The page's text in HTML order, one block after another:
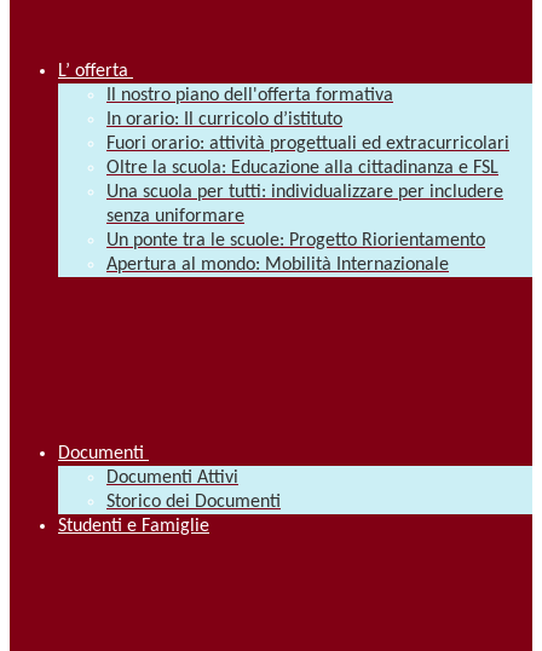
L’ offerta
Il nostro piano dell'offerta formativa
In orario: Il curricolo d’istituto
Fuori orario: attività progettuali ed extracurricolari
Oltre la scuola: Educazione alla cittadinanza e FSL
Una scuola per tutti: individualizzare per includere
senza uniformare
Un ponte tra le scuole: Progetto Riorientamento
Apertura al mondo: Mobilità Internazionale
Documenti
Documenti Attivi
Storico dei Documenti
Studenti e Famiglie